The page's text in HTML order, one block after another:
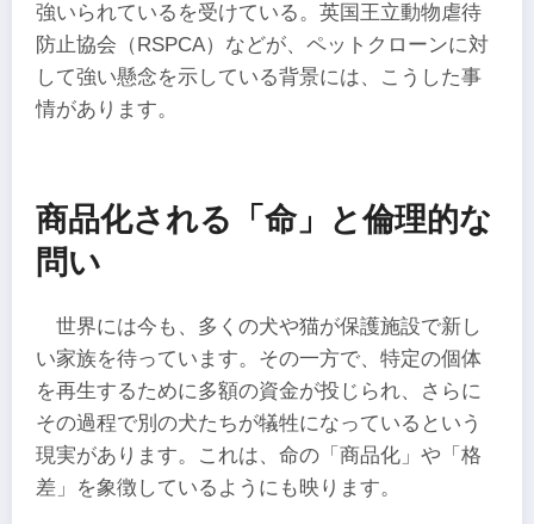
強いられているを受けている。英国王立動物虐待
防止協会（RSPCA）などが、ペットクローンに対
して強い懸念を示している背景には、こうした事
情があります。
商品化される「命」と倫理的な
問い
世界には今も、多くの犬や猫が保護施設で新し
い家族を待っています。その一方で、特定の個体
を再生するために多額の資金が投じられ、さらに
その過程で別の犬たちが犠牲になっているという
現実があります。これは、命の「商品化」や「格
差」を象徴しているようにも映ります。